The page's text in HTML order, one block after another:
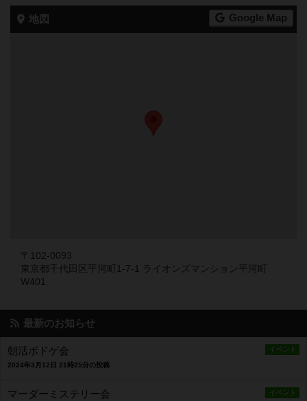
地図 Google Map
〒102-0093
東京都千代田区平河町1-7-1 ライオンズマンション平河町
W401
最新のお知らせ
イベント
朝活ボドゲ会
2024年3月12日 21時25分の投稿
イベント
マーダーミステリー会